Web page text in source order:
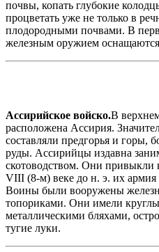
почвы, копать глубокие
процветать уже не только в
плодородными почвами. В
железным оружием
Ассирийское войско.В
расположена Ассирия.
составляли предгорья и горы,
руды. Ассирийцы издавна
скотоводством. Они привыкли
VIII (8-м) веке до н. э. их армия
Воины были вооружены
топориками. Они имели
металлическими бляхами,
тугие луки.